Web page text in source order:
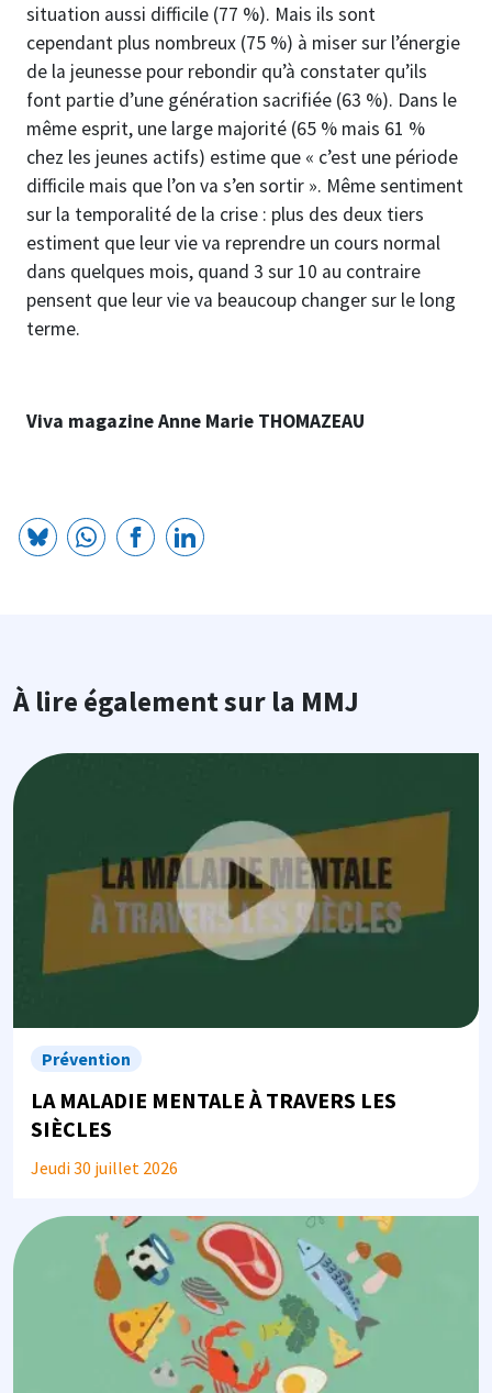
situation aussi difficile (77 %). Mais ils sont
cependant plus nombreux (75 %) à miser sur l’énergie
de la jeunesse pour rebondir qu’à constater qu’ils
font partie d’une génération sacrifiée (63 %). Dans le
même esprit, une large majorité (65 % mais 61 %
chez les jeunes actifs) estime que « c’est une période
difficile mais que l’on va s’en sortir ». Même sentiment
sur la temporalité de la crise : plus des deux tiers
estiment que leur vie va reprendre un cours normal
dans quelques mois, quand 3 sur 10 au contraire
pensent que leur vie va beaucoup changer sur le long
terme.
Viva magazine Anne Marie THOMAZEAU
À lire également sur la MMJ
Image
Prévention
LA MALADIE MENTALE À TRAVERS LES
SIÈCLES
Jeudi 30 juillet 2026
Image